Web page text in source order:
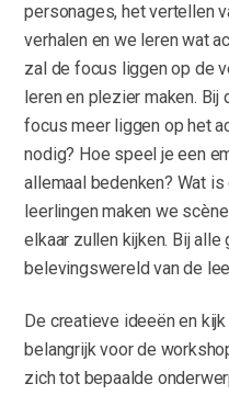
personages, het vertellen
verhalen en we leren wat
zal de focus liggen op de
leren en plezier maken.
focus meer liggen op het
nodig? Hoe speel je een
allemaal bedenken? Wat
leerlingen maken we
elkaar zullen kijken. Bij
belevingswereld van de
De creatieve ideeën en
belangrijk voor de
zich tot bepaalde